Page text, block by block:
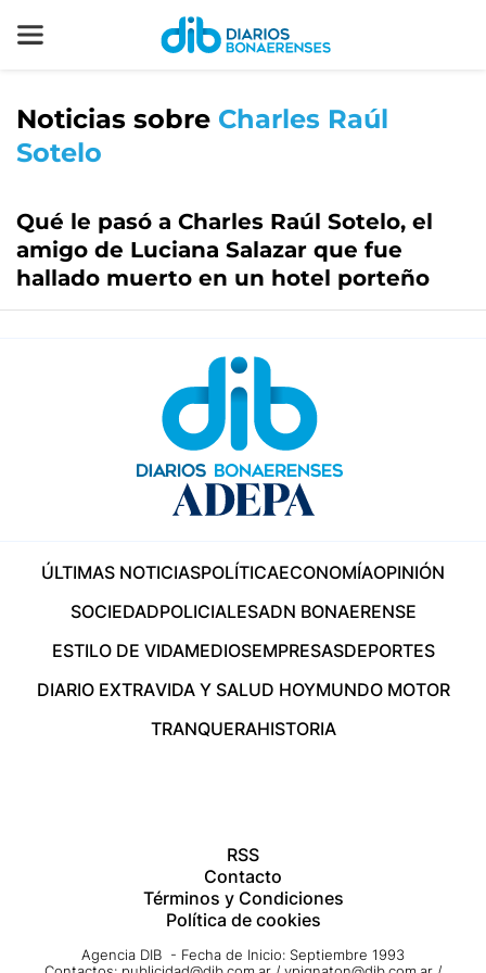
Noticias sobre Charles Raúl
Sotelo
Qué le pasó a Charles Raúl Sotelo, el
amigo de Luciana Salazar que fue
hallado muerto en un hotel porteño
ÚLTIMAS NOTICIASPOLÍTICAECONOMÍAOPINIÓN
SOCIEDADPOLICIALESADN BONAERENSE
ESTILO DE VIDAMEDIOSEMPRESASDEPORTES
DIARIO EXTRAVIDA Y SALUD HOYMUNDO MOTOR
TRANQUERAHISTORIA
RSS
Contacto
Términos y Condiciones
Política de cookies
Agencia DIB - Fecha de Inicio: Septiembre 1993